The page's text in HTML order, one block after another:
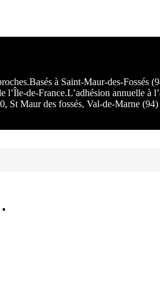
à Saint-Maur-des-Fossés
de-France.L’adhésion annuelle à
St Maur des fossés, Val-de-Marne (94)